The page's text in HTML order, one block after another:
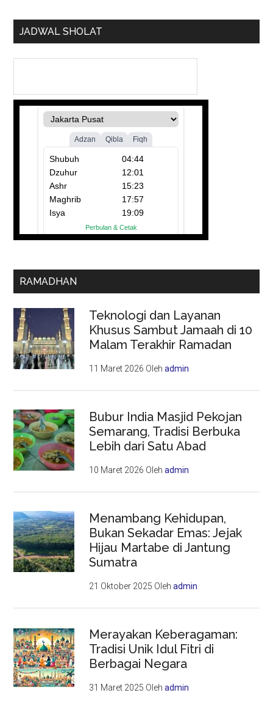
JADWAL SHOLAT
RAMADHAN
Teknologi dan Layanan
Khusus Sambut Jamaah di 10
Malam Terakhir Ramadan
11 Maret 2026 Olehadmin
Bubur India Masjid Pekojan
Semarang, Tradisi Berbuka
Lebih dari Satu Abad
10 Maret 2026 Olehadmin
Menambang Kehidupan,
Bukan Sekadar Emas: Jejak
Hijau Martabe di Jantung
Sumatra
21 Oktober 2025 Olehadmin
Merayakan Keberagaman:
Tradisi Unik Idul Fitri di
Berbagai Negara
31 Maret 2025 Olehadmin